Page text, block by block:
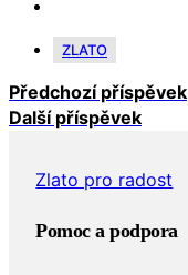
ZLATO
Předchozí příspěvek
Další příspěvek
Zlato pro radost
Pomoc a podpora